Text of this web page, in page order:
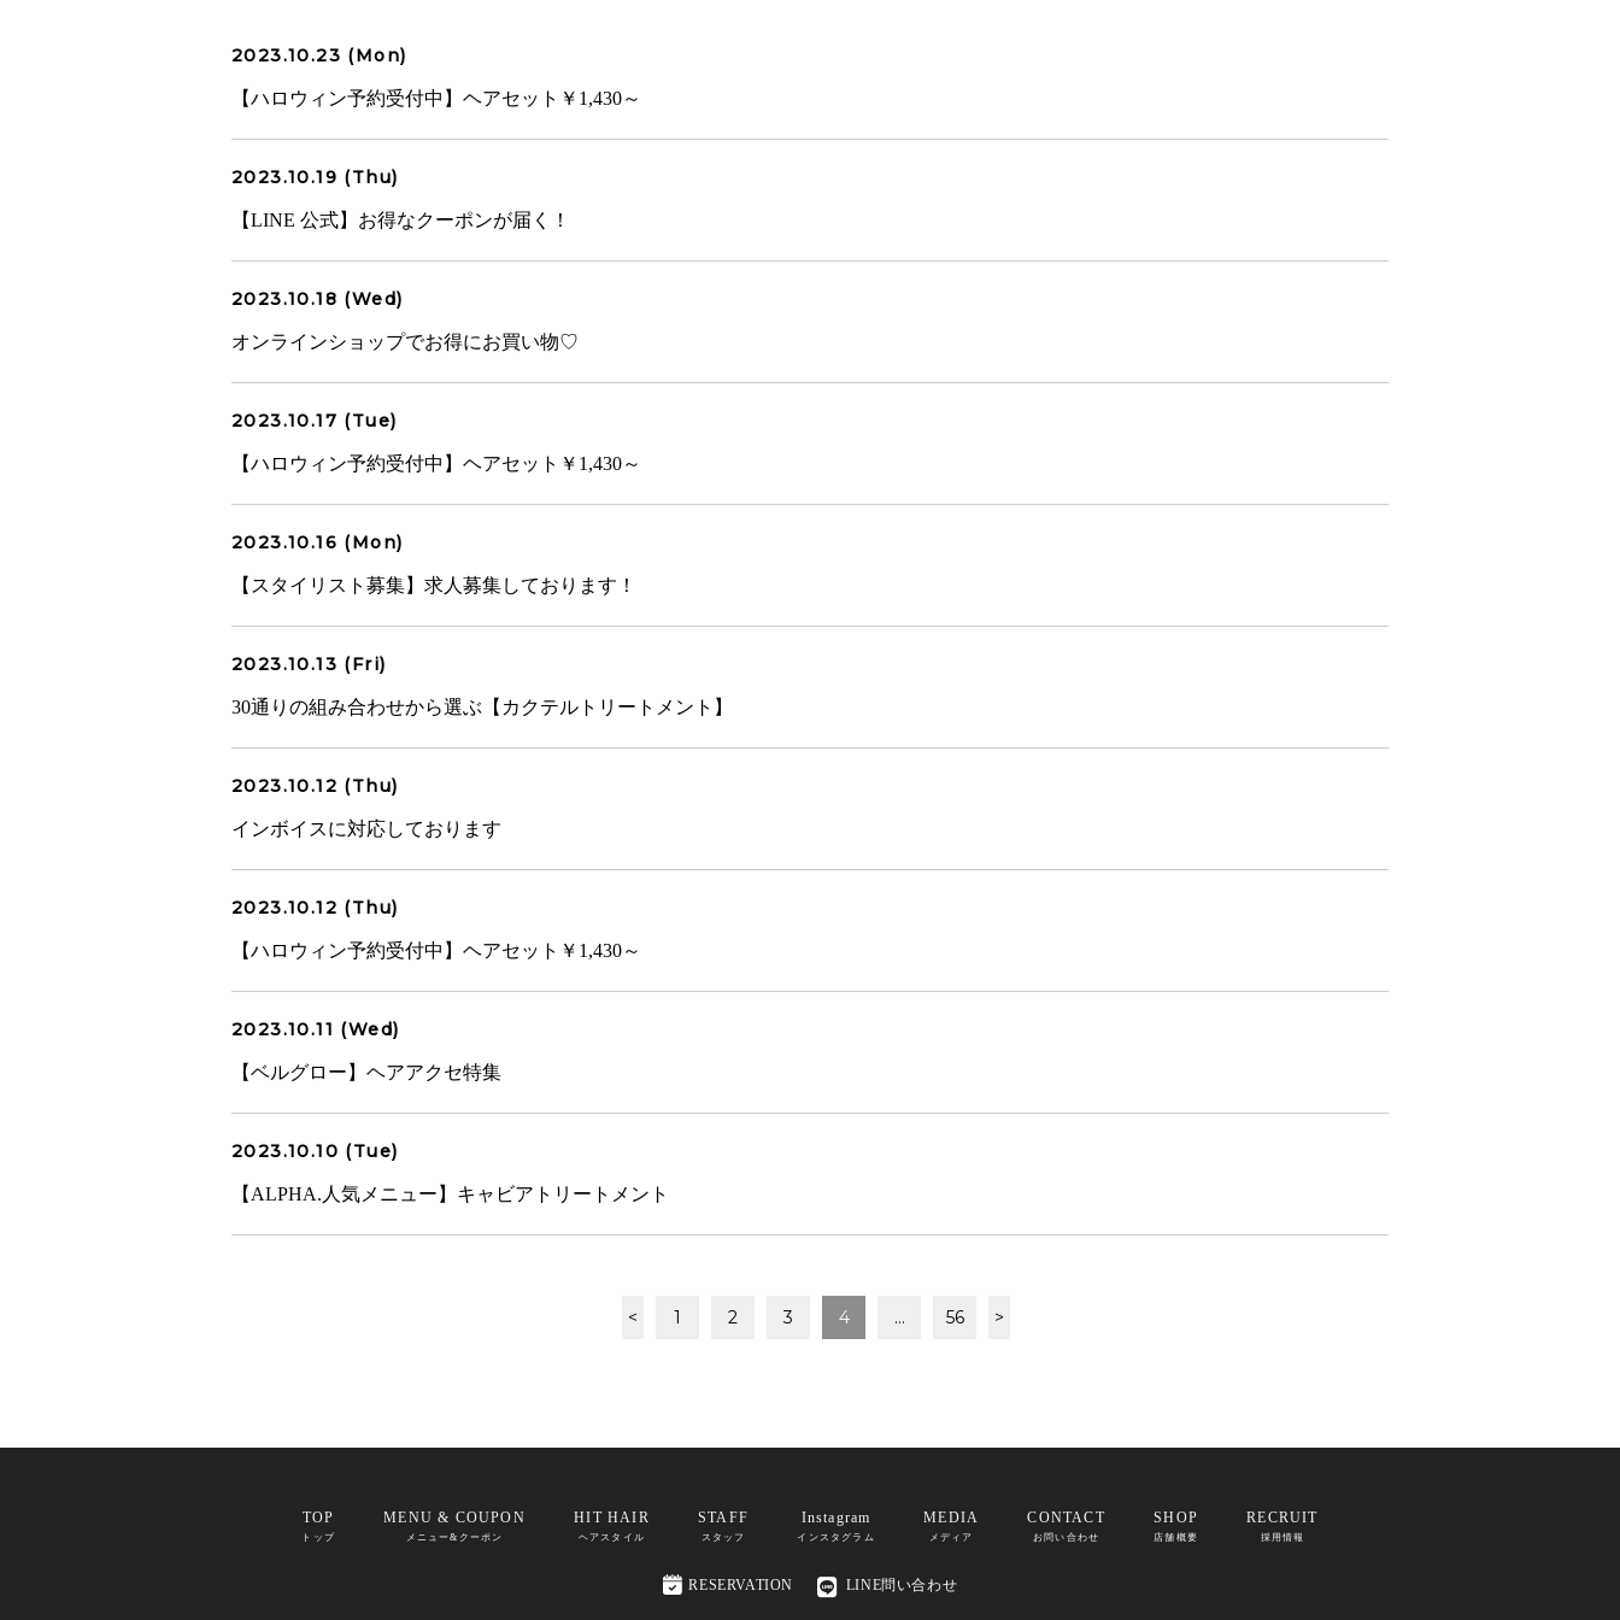
2023.10.23 (Mon)
【ハロウィン予約受付中】ヘアセット￥1,430～
2023.10.19 (Thu)
【LINE 公式】お得なクーポンが届く！
2023.10.18 (Wed)
オンラインショップでお得にお買い物♡
2023.10.17 (Tue)
【ハロウィン予約受付中】ヘアセット￥1,430～
2023.10.16 (Mon)
【スタイリスト募集】求人募集しております！
2023.10.13 (Fri)
30通りの組み合わせから選ぶ【カクテルトリートメント】
2023.10.12 (Thu)
インボイスに対応しております
2023.10.12 (Thu)
【ハロウィン予約受付中】ヘアセット￥1,430～
2023.10.11 (Wed)
【ベルグロー】ヘアアクセ特集
2023.10.10 (Tue)
【ALPHA.人気メニュー】キャビアトリートメント
< 1 2 3 4 … 56 >
TOP
トップ
MENU & COUPON
メニュー&クーポン
HIT HAIR
ヘアスタイル
STAFF
スタッフ
Instagram
インスタグラム
MEDIA
メディア
CONTACT
お問い合わせ
SHOP
店舗概要
RECRUIT
採用情報
 RESERVATION LINE問い合わせ